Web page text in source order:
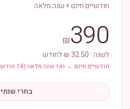
חודשיים חינם + שנה מלאה
390
₪
לשנה · 32.50 ₪ לחודש
חודשיים חינם ← ואז שנה מלאה (14 חודשים סה״כ!)
בחרי שנתי